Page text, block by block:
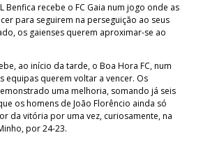
Benfica recebe o FC Gaia num jogo onde as
para seguirem na perseguição ao seus
os gaienses querem aproximar-se ao
ao início da tarde, o Boa Hora FC, num
equipas querem voltar a vencer. Os
uma melhoria, somando já seis
os homens de João Florêncio ainda só
da vitória por uma vez, curiosamente, na
por 24-23.